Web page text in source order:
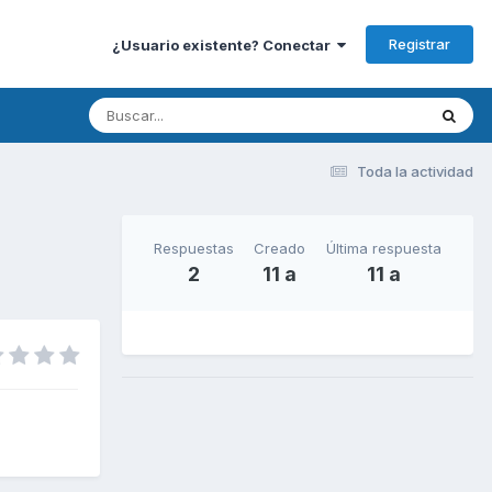
¿Usuario existente? Conectar Registrar
Toda la actividad
Respuestas
2
Creado
11 a
Última respuesta
11 a